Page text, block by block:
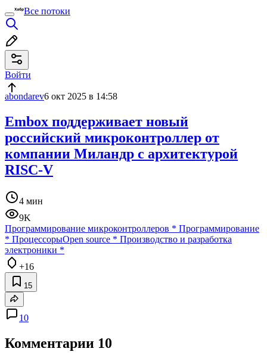
Все потоки
Войти
abondarev6 окт 2025 в 14:58
Embox поддерживает новый
российский микроконтроллер от
компании Миландр с архитектурой
RISC-V
4 мин
9K
Программирование микроконтроллеров * Программирование
* ПроцессорыOpen source * Производство и разработка
электроники *
+16
15
10
Комментарии 10